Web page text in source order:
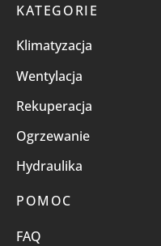
KATEGORIE
Klimatyzacja
Wentylacja
Rekuperacja
Ogrzewanie
Hydraulika
POMOC
FAQ